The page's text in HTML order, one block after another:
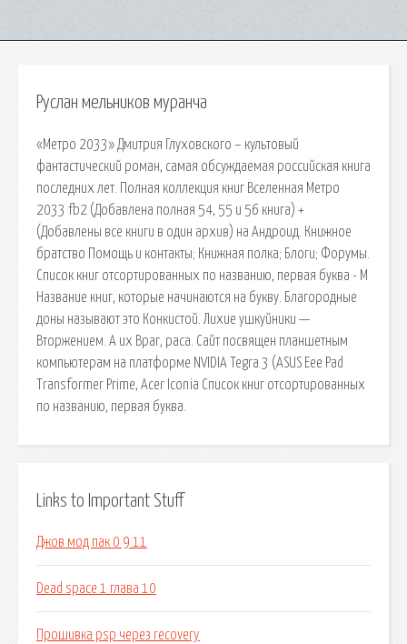
Руслан мельников муранча
«Метро 2033» Дмитрия Глуховского – культовый
фантастический роман, самая обсуждаемая российская книга
последних лет. Полная коллекция книг Вселенная Метро
2033 fb2 (Добавлена полная 54, 55 и 56 книга) +
(Добавлены все книги в один архив) на Андроид. Книжное
братство Помощь и контакты; Книжная полка; Блоги; Форумы.
Список книг отсортированных по названию, первая буква - М
Название книг, которые начинаются на букву. Благородные
доны называют это Конкистой. Лихие ушкуйники —
Вторжением. А их Враг, раса. Сайт посвящен планшетным
компьютерам на платформе NVIDIA Tegra 3 (ASUS Eee Pad
Transformer Prime, Acer Iconia Список книг отсортированных
по названию, первая буква.
Links to Important Stuff
Джов мод пак 0 9 11
Dead space 1 глава 10
Прошивка psp через recovery